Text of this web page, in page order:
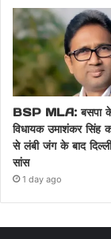
BSP MLA: बसपा
विधायक उमाशंकर सिंह
से लंबी जंग के बाद
सांस
1 day ago